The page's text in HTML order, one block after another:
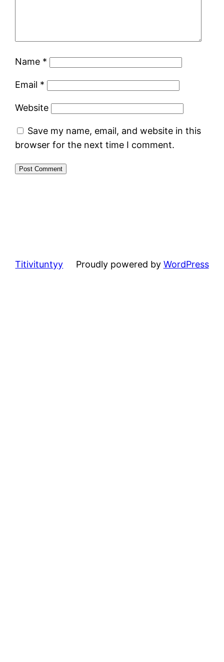
Name *
Email *
Website
Save my name, email, and website in this
browser for the next time I comment.
Titivituntyy Proudly powered by WordPress